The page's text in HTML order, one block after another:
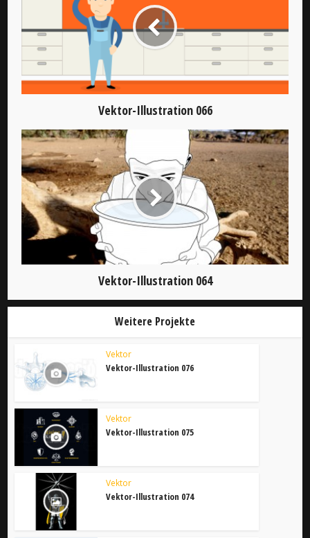
Vektor-Illustration 066
Vektor-Illustration 064
Weitere Projekte
Vektor
Vektor-Illustration 076
Vektor
Vektor-Illustration 075
Vektor
Vektor-Illustration 074